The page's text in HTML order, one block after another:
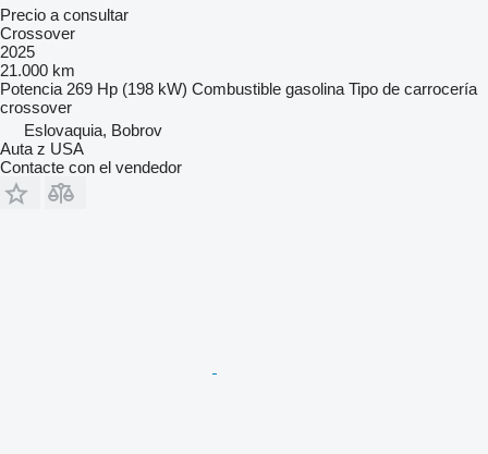
Precio a consultar
Crossover
2025
21.000 km
Potencia 269 Hp (198 kW) Combustible gasolina Tipo de carrocería
crossover
Eslovaquia, Bobrov
Auta z USA
Contacte con el vendedor